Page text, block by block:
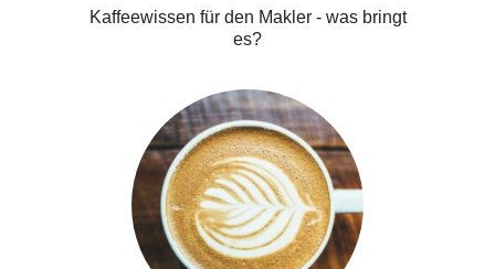
Kaffeewissen für den Makler - was bringt
es?